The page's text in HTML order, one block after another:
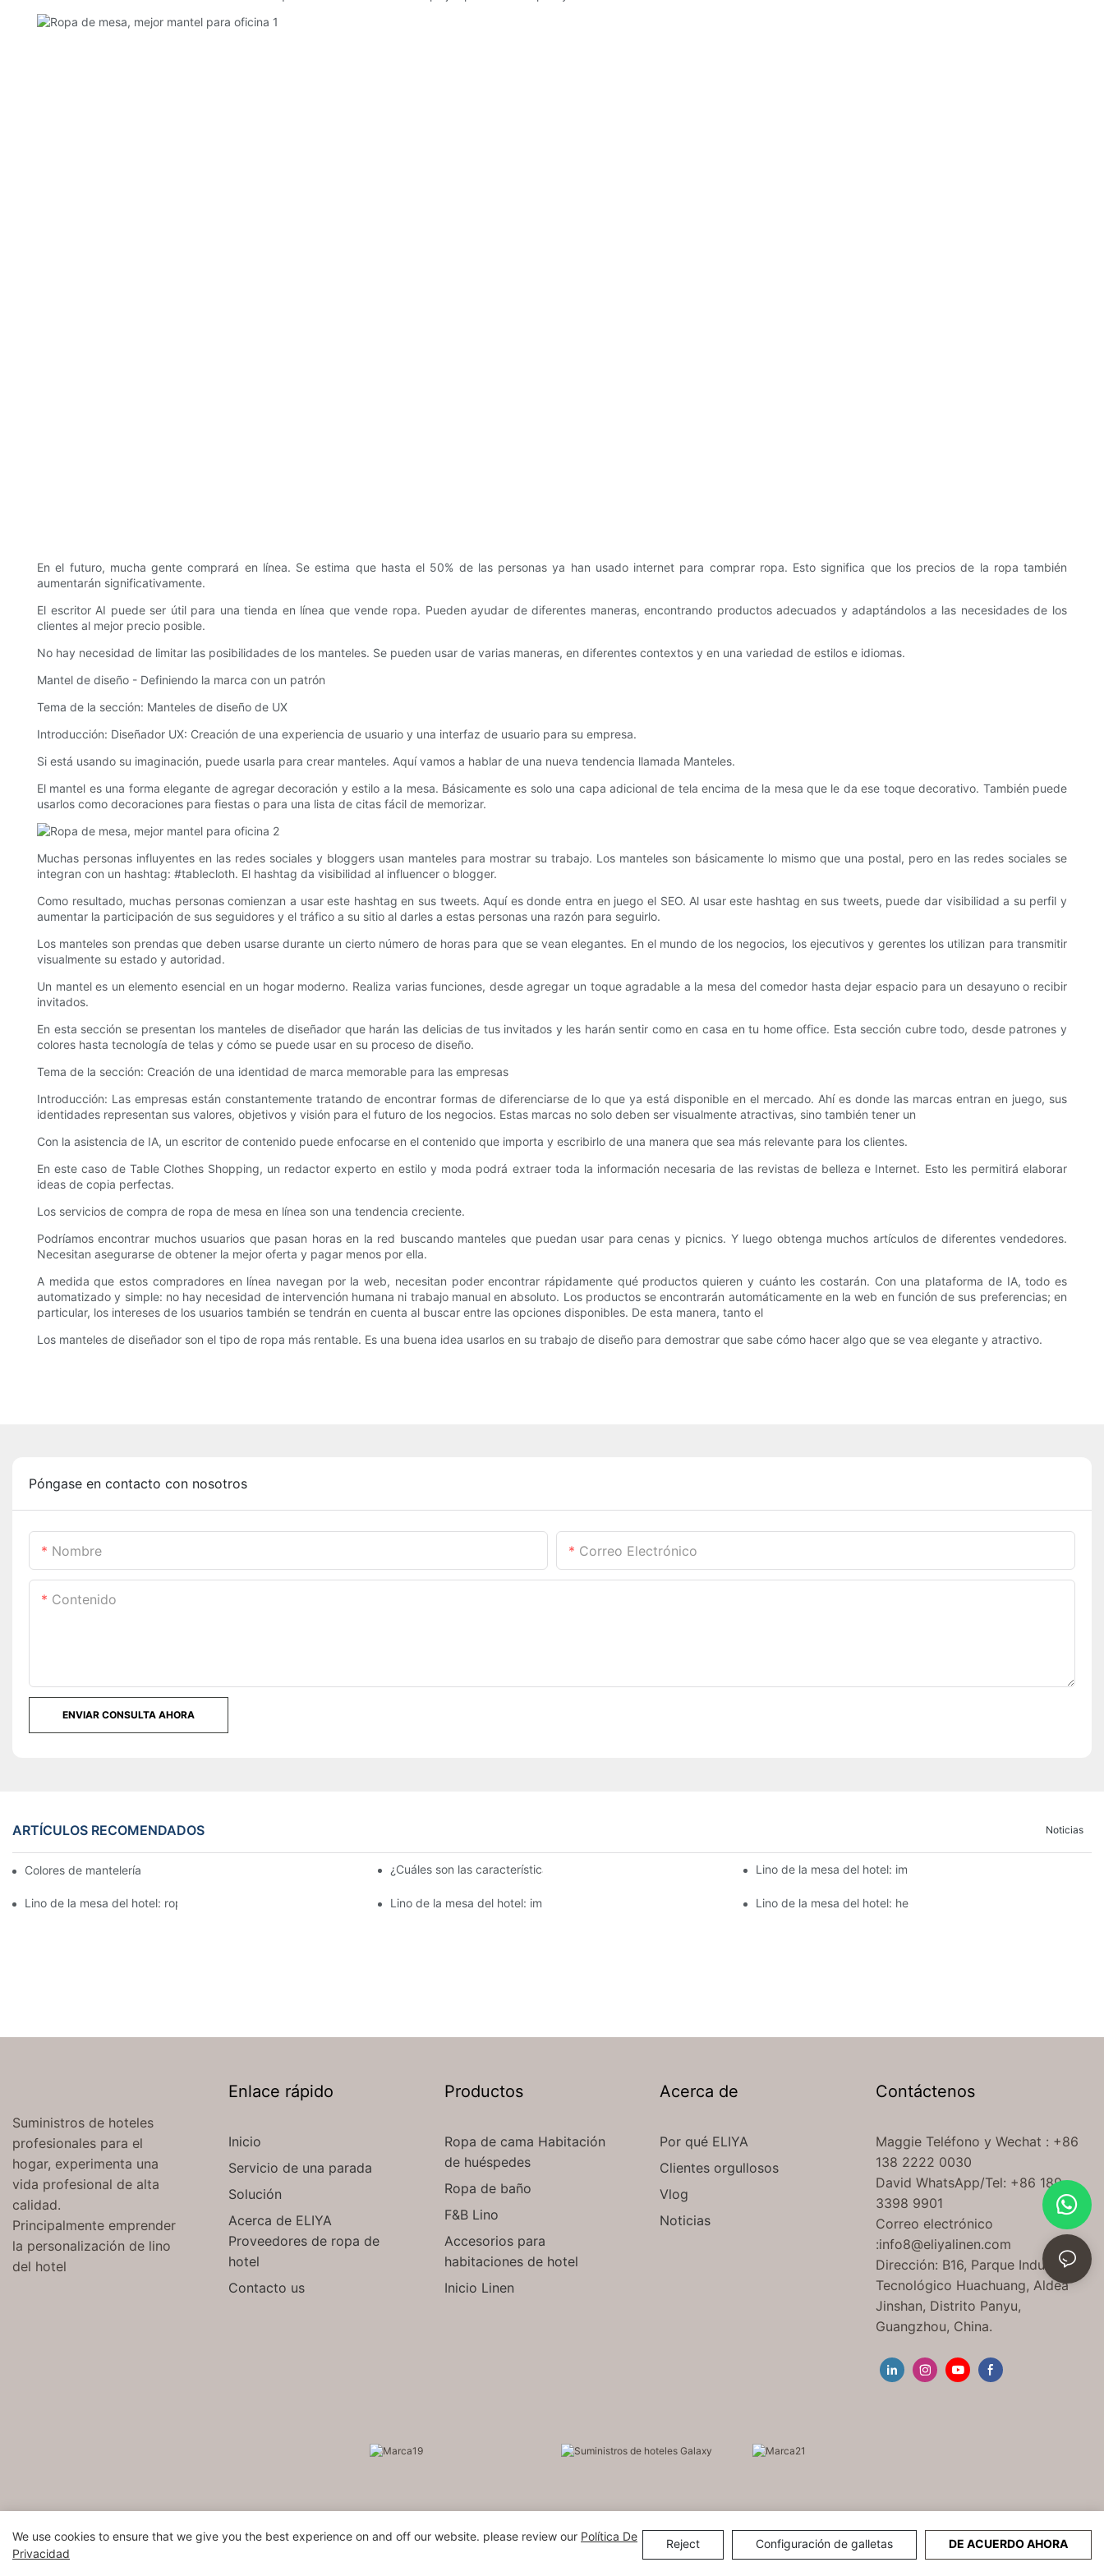
En el futuro, mucha gente comprará en línea. Se estima que hasta el 50% de las personas ya han usado internet para comprar ropa. Esto significa que los precios de la ropa también
aumentarán significativamente.
El escritor AI puede ser útil para una tienda en línea que vende ropa. Pueden ayudar de diferentes maneras, encontrando productos adecuados y adaptándolos a las necesidades de los
clientes al mejor precio posible.
No hay necesidad de limitar las posibilidades de los manteles. Se pueden usar de varias maneras, en diferentes contextos y en una variedad de estilos e idiomas.
Mantel de diseño - Definiendo la marca con un patrón
Tema de la sección: Manteles de diseño de UX
Introducción: Diseñador UX: Creación de una experiencia de usuario y una interfaz de usuario para su empresa.
Si está usando su imaginación, puede usarla para crear manteles. Aquí vamos a hablar de una nueva tendencia llamada Manteles.
El mantel es una forma elegante de agregar decoración y estilo a la mesa. Básicamente es solo una capa adicional de tela encima de la mesa que le da ese toque decorativo. También puede
usarlos como decoraciones para fiestas o para una lista de citas fácil de memorizar.
Muchas personas influyentes en las redes sociales y bloggers usan manteles para mostrar su trabajo. Los manteles son básicamente lo mismo que una postal, pero en las redes sociales se
integran con un hashtag: #tablecloth. El hashtag da visibilidad al influencer o blogger.
Como resultado, muchas personas comienzan a usar este hashtag en sus tweets. Aquí es donde entra en juego el SEO. Al usar este hashtag en sus tweets, puede dar visibilidad a su perfil y
aumentar la participación de sus seguidores y el tráfico a su sitio al darles a estas personas una razón para seguirlo.
Los manteles son prendas que deben usarse durante un cierto número de horas para que se vean elegantes. En el mundo de los negocios, los ejecutivos y gerentes los utilizan para transmitir
visualmente su estado y autoridad.
Un mantel es un elemento esencial en un hogar moderno. Realiza varias funciones, desde agregar un toque agradable a la mesa del comedor hasta dejar espacio para un desayuno o recibir
invitados.
En esta sección se presentan los manteles de diseñador que harán las delicias de tus invitados y les harán sentir como en casa en tu home office. Esta sección cubre todo, desde patrones y
colores hasta tecnología de telas y cómo se puede usar en su proceso de diseño.
Tema de la sección: Creación de una identidad de marca memorable para las empresas
Introducción: Las empresas están constantemente tratando de encontrar formas de diferenciarse de lo que ya está disponible en el mercado. Ahí es donde las marcas entran en juego, sus
identidades representan sus valores, objetivos y visión para el futuro de los negocios. Estas marcas no solo deben ser visualmente atractivas, sino también tener un
Con la asistencia de IA, un escritor de contenido puede enfocarse en el contenido que importa y escribirlo de una manera que sea más relevante para los clientes.
En este caso de Table Clothes Shopping, un redactor experto en estilo y moda podrá extraer toda la información necesaria de las revistas de belleza e Internet. Esto les permitirá elaborar
ideas de copia perfectas.
Los servicios de compra de ropa de mesa en línea son una tendencia creciente.
Podríamos encontrar muchos usuarios que pasan horas en la red buscando manteles que puedan usar para cenas y picnics. Y luego obtenga muchos artículos de diferentes vendedores.
Necesitan asegurarse de obtener la mejor oferta y pagar menos por ella.
A medida que estos compradores en línea navegan por la web, necesitan poder encontrar rápidamente qué productos quieren y cuánto les costarán. Con una plataforma de IA, todo es
automatizado y simple: no hay necesidad de intervención humana ni trabajo manual en absoluto. Los productos se encontrarán automáticamente en la web en función de sus preferencias; en
particular, los intereses de los usuarios también se tendrán en cuenta al buscar entre las opciones disponibles. De esta manera, tanto el
Los manteles de diseñador son el tipo de ropa más rentable. Es una buena idea usarlos en su trabajo de diseño para demostrar que sabe cómo hacer algo que se vea elegante y atractivo.
Póngase en contacto con nosotros
Nombre Correo Electrónico
Contenido
ENVIAR CONSULTA AHORA
ARTÍCULOS RECOMENDADOS Noticias
Colores de mantelería para recepción nupcial ¿Cuáles son las características clave de la ropa de mesa del hotel para eventos de catering?Lino de la mesa del hotel: impresionante ropa de mesa para la
Lino de la mesa del hotel: ropa de mesa hermosa y elegante para hotelesLino de la mesa del hotel: impresionante ropa de mesa para el comedor de su hotelLino de la mesa del hotel: hermosa ropa de mesa para
Suministros de hoteles
profesionales para el
hogar, experimenta una
vida profesional de alta
calidad.
Principalmente emprender
la personalización de lino
del hotel
Enlace rápido
Inicio
Servicio de una parada
Solución
Acerca de ELIYA
Proveedores de ropa de
hotel
Contacto us
Productos
Ropa de cama Habitación
de huéspedes
Ropa de baño
F&B Lino
Accesorios para
habitaciones de hotel
Inicio Linen
Acerca de
Por qué ELIYA
Clientes orgullosos
Vlog
Noticias
Contáctenos
Maggie Teléfonoy Wechat : +86
138 2222 0030
David WhatsApp/Tel: +86 189
3398 9901
Correo electrónico
:info8@eliyalinen.com
Dirección: B16, Parque Industrial
Tecnológico Huachuang, Aldea
Jinshan, Distrito Panyu,
Guangzhou, China.
粤ICP备15074832号
We use cookies to ensure that we give you the best experience on and off our website. please review our Política De
Privacidad
Reject Configuración de galletas DE ACUERDO AHORA